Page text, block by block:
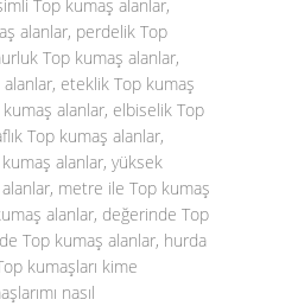
Top kumaş alanlar,
alanlar, perdelik Top
Top kumaş alanlar,
eteklik Top kumaş
alanlar, elbiselik Top
Top kumaş alanlar,
alanlar, yüksek
metre ile Top kumaş
alanlar, değerinde Top
Top kumaş alanlar, hurda
kumaşları kime
nasıl